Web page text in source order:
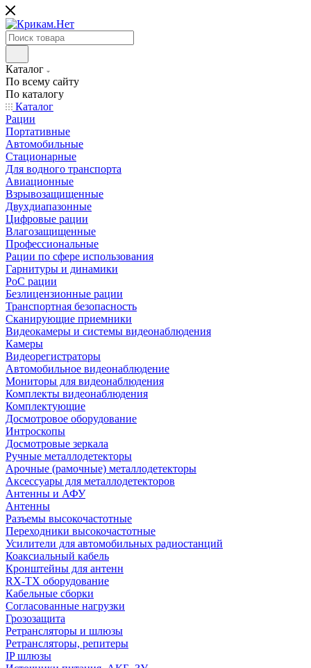
Каталог
По всему сайту
По каталогу
Каталог
Рации
Портативные
Автомобильные
Стационарные
Для водного транспорта
Авиационные
Взрывозащищенные
Двухдиапазонные
Цифровые рации
Влагозащищенные
Профессиональные
Рации по сфере использования
Гарнитуры и динамики
PoC рации
Безлицензионные рации
Транспортная безопасность
Сканирующие приемники
Видеокамеры и системы видеонаблюдения
Камеры
Видеорегистраторы
Автомобильное видеонаблюдение
Мониторы для видеонаблюдения
Комплекты видеонаблюдения
Комплектующие
Досмотровое оборудование
Интроскопы
Досмотровые зеркала
Ручные металлодетекторы
Арочные (рамочные) металлодетекторы
Аксессуары для металлодетекторов
Антенны и АФУ
Антенны
Разъемы высокочастотные
Переходники высокочастотные
Усилители для автомобильных радиостанций
Коаксиальный кабель
Кронштейны для антенн
RX-TX оборудование
Кабельные сборки
Согласованные нагрузки
Грозозащита
Ретрансляторы и шлюзы
Ретрансляторы, репитеры
IP шлюзы